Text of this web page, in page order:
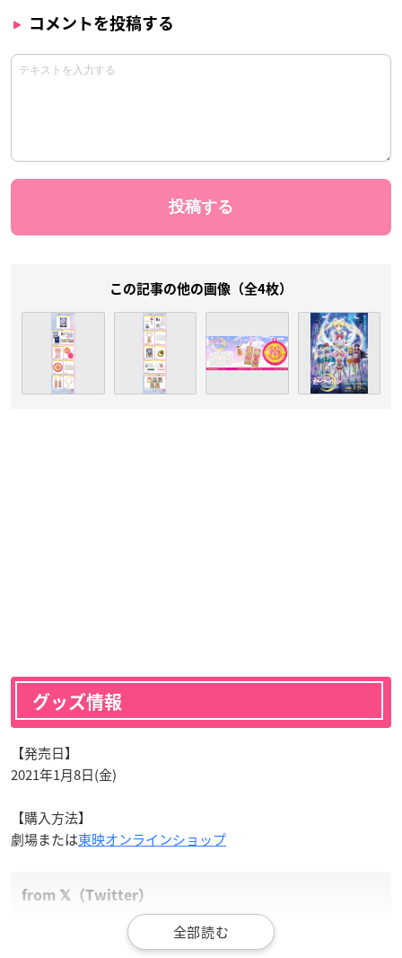
コメントを投稿する
この記事の他の画像（全4枚）
グッズ情報
【発売日】
2021年1月8日(金)
【購入方法】
劇場または東映オンラインショップ
【更新】劇場版「美少女戦士セーラームーン